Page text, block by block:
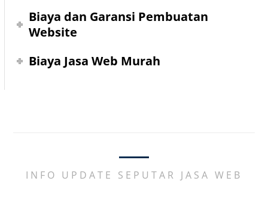
Biaya dan Garansi Pembuatan
Website
Biaya Jasa Web Murah
INFO UPDATE SEPUTAR JASA WEB